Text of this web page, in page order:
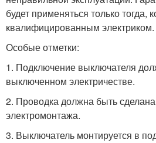
будет применяться только тогда,
квалифицированным электриком.
Особые отметки:
1. Подключение выключателя
выключенном электричестве.
2. Проводка должна быть
электромонтажа.
3. Выключатель монтируется в